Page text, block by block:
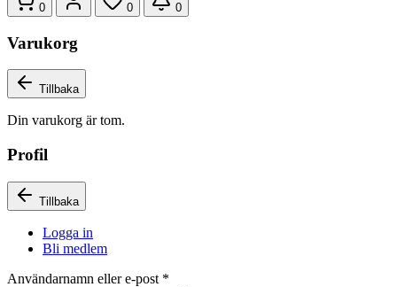
0 0 0
Varukorg
Tillbaka
Din varukorg är tom.
Profil
Tillbaka
Logga in
Bli medlem
Användarnamn eller e-post *